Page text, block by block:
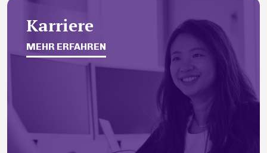
Karriere
MEHR ERFAHREN